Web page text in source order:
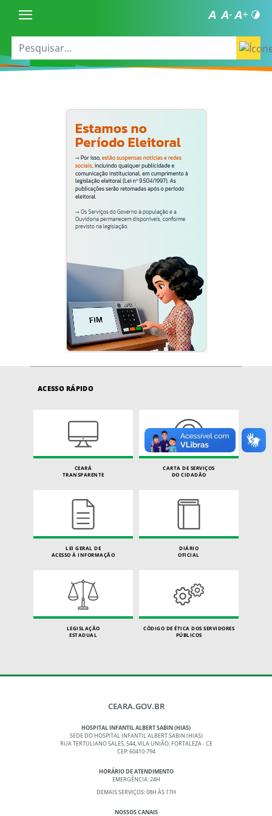
ACESSO RÁPIDO
CEARÁ
TRANSPARENTE
CARTA DE SERVIÇOS
DO CIDADÃO
LEI GERAL DE
ACESSO À INFORMAÇÃO
DIÁRIO
OFICIAL
LEGISLAÇÃO
ESTADUAL
CÓDIGO DE ÉTICA DOS SERVIDORES
PÚBLICOS
CEARA.GOV.BR
HOSPITAL INFANTIL ALBERT SABIN (HIAS)
SEDE DO HOSPITAL INFANTIL ALBERT SABIN (HIAS)
RUA TERTULIANO SALES, 544, VILA UNIÃO, FORTALEZA - CE
CEP: 60410-794
HORÁRIO DE ATENDIMENTO
EMERGÊNCIA: 24H
DEMAIS SERVIÇOS: 08H ÀS 17H
NOSSOS CANAIS